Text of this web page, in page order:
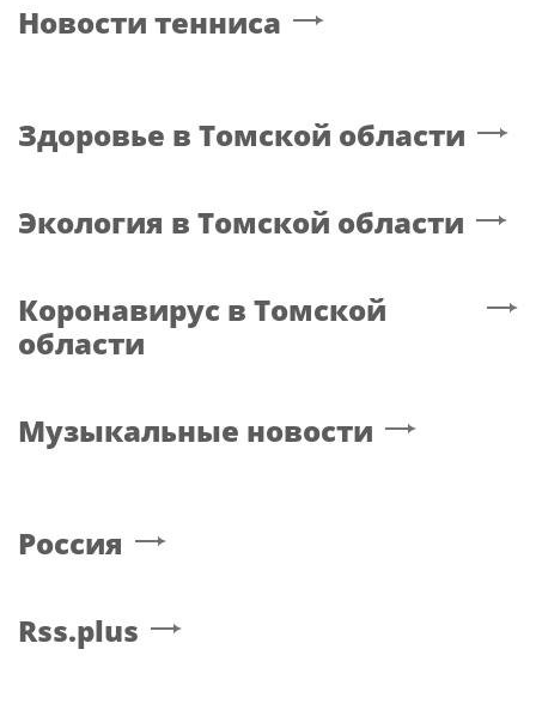
Новости тенниса
Здоровье в Томской области
Экология в Томской области
Коронавирус в Томской
области
Музыкальные новости
Россия
Rss.plus